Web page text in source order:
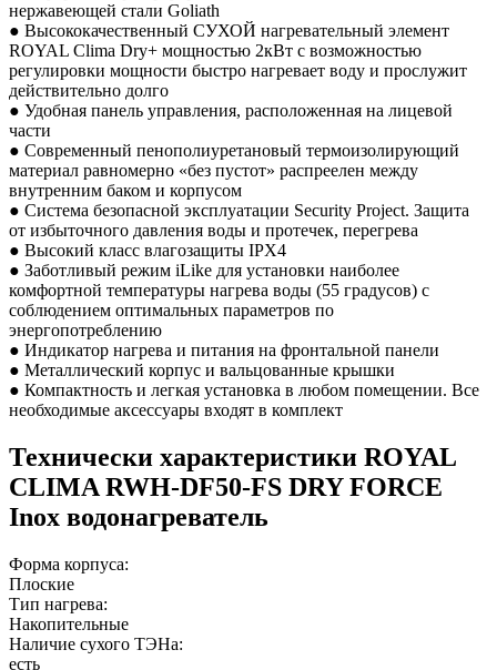
нержавеющей стали Goliath
● Высококачественный СУХОЙ нагревательный элемент
ROYAL Clima Dry+ мощностью 2кВт с возможностью
регулировки мощности быстро нагревает воду и прослужит
действительно долго
● Удобная панель управления, расположенная на лицевой
части
● Современный пенополиуретановый термоизолирующий
материал равномерно «без пустот» распреелен между
внутренним баком и корпусом
● Система безопасной эксплуатации Security Project. Защита
от избыточного давления воды и протечек, перегрева
● Высокий класс влагозащиты IPX4
● Заботливый режим iLike для установки наиболее
комфортной температуры нагрева воды (55 градусов) с
соблюдением оптимальных параметров по
энергопотреблению
● Индикатор нагрева и питания на фронтальной панели
● Металлический корпус и вальцованные крышки
● Компактность и легкая установка в любом помещении. Все
необходимые аксессуары входят в комплект
Технически характеристики ROYAL
CLIMA RWH-DF50-FS DRY FORCE
Inox водонагреватель
Форма корпуса:
Плоские
Тип нагрева:
Накопительные
Наличие сухого ТЭНа:
есть